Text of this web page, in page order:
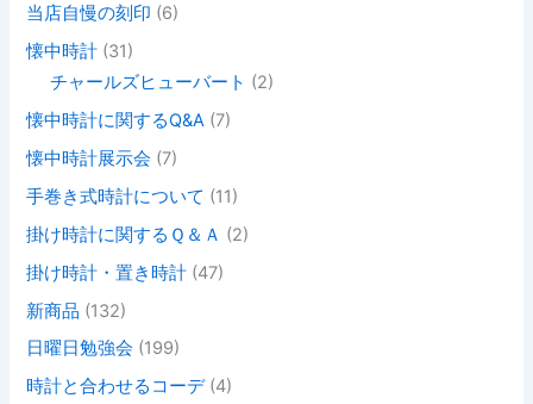
当店自慢の刻印 (6)
懐中時計 (31)
チャールズヒューバート (2)
懐中時計に関するQ&A (7)
懐中時計展示会 (7)
手巻き式時計について (11)
掛け時計に関するＱ＆Ａ (2)
掛け時計・置き時計 (47)
新商品 (132)
日曜日勉強会 (199)
時計と合わせるコーデ(4)